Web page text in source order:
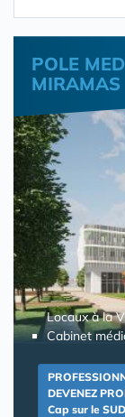
POLE
MIRAMAS
Locaux à la
Cabinet
DEVENEZ
Cap sur le